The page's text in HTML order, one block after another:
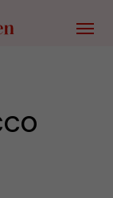
Menu